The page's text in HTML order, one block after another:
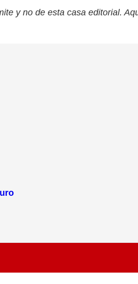
y no de esta casa editorial.